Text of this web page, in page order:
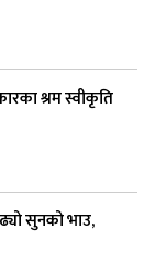
श्रम स्वीकृति
सुनको भाउ,